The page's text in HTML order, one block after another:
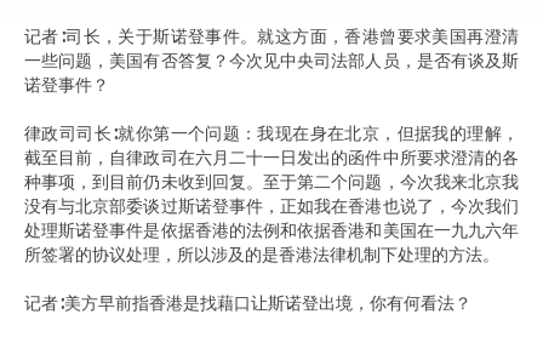
记者∶司长，关于斯诺登事件。就这方面，香港曾要求美国再澄清
一些问题，美国有否答复？今次见中央司法部人员，是否有谈及斯
诺登事件？
律政司司长∶就你第一个问题：我现在身在北京，但据我的理解，
截至目前，自律政司在六月二十一日发出的函件中所要求澄清的各
种事项，到目前仍未收到回复。至于第二个问题，今次我来北京我
没有与北京部委谈过斯诺登事件，正如我在香港也说了，今次我们
处理斯诺登事件是依据香港的法例和依据香港和美国在一九九六年
所签署的协议处理，所以涉及的是香港法律机制下处理的方法。
记者∶美方早前指香港是找藉口让斯诺登出境，你有何看法？